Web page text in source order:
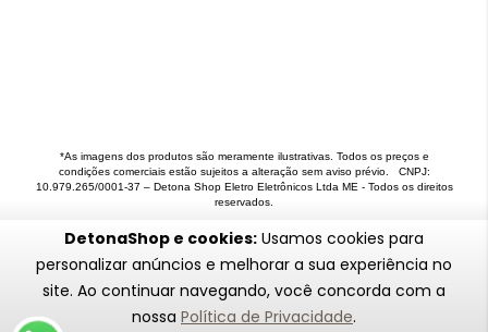
DetonaShop e cookies: Usamos cookies para
personalizar anúncios e melhorar a sua experiência no
site. Ao continuar navegando, você concorda com a
nossa Política de Privacidade.
*As imagens dos produtos são meramente ilustrativas. Todos os preços e
condições comerciais estão sujeitos a alteração sem aviso prévio. CNPJ:
10.979.265/0001-37 – Detona Shop Eletro Eletrônicos Ltda ME - Todos os direitos
reservados.